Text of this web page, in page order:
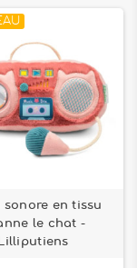
sonore en tissu
le chat -
Lilliputiens